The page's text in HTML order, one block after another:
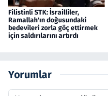
Filistinli STK: İsrailliler,
Ramallah'ın doğusundaki
bedevileri zorla göç ettirmek
için saldırılarını artırdı
Yorumlar